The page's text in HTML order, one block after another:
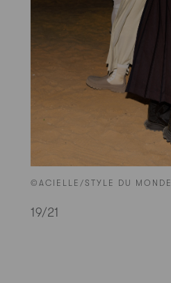
©ACIELLE/STYLE DU MONDE
19/21